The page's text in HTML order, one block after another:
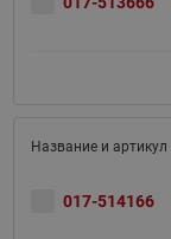
017-514166